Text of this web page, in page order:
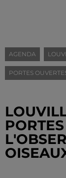
AGENDA
PORTES